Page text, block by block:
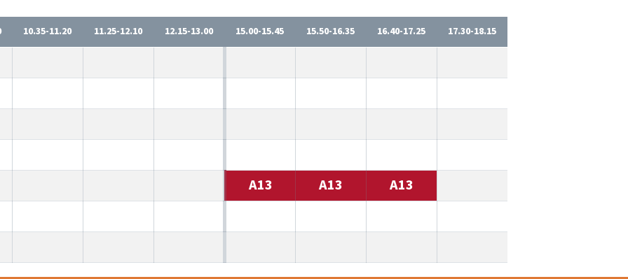
10.35-11.20 11.25-12.10 12.15-13.00 15.00-15.45 15.50-16.35 16.40-17.25 17.30-18.15
A13 A13 A13